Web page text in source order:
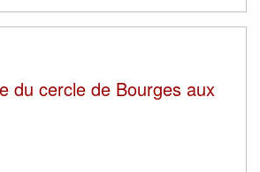
du cercle de Bourges aux